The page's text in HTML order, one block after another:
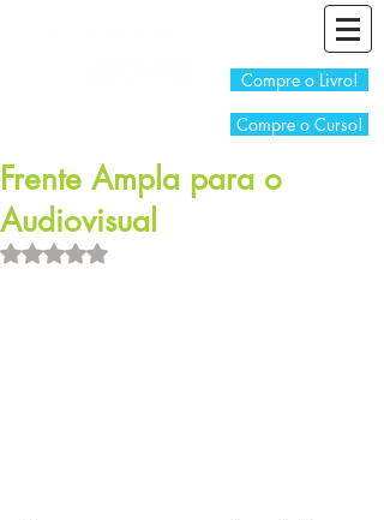
Compre o Livro!
Compre o Curso!
Frente Ampla para o
Audiovisual
Avaliado com NaN de 5 estrelas.